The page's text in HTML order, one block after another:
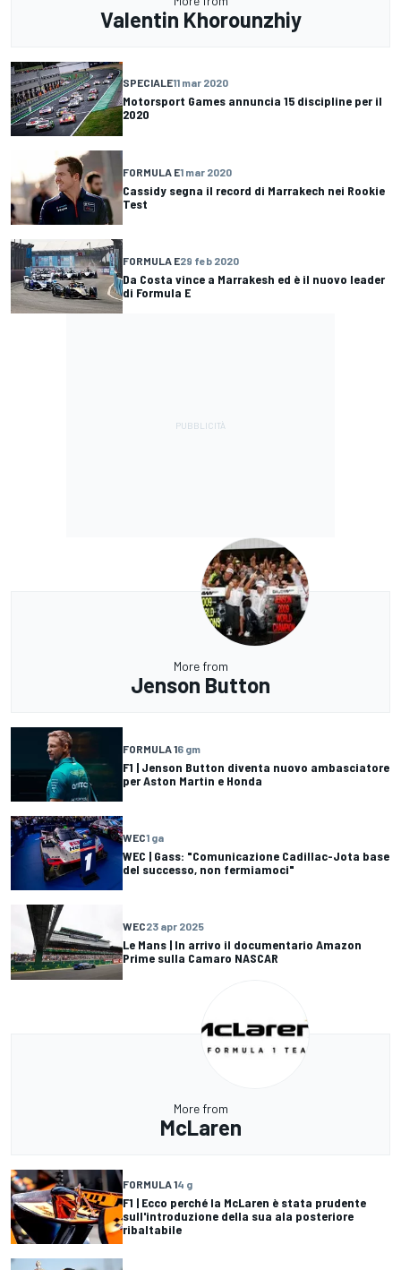
Valentin Khorounzhiy
SPECIALE11 mar 2020
Motorsport Games annuncia 15 discipline per il
2020
FORMULA E1 mar 2020
Cassidy segna il record di Marrakech nei Rookie
Test
FORMULA E29 feb 2020
Da Costa vince a Marrakesh ed è il nuovo leader
di Formula E
More from
Jenson Button
FORMULA 16 gm
F1 | Jenson Button diventa nuovo ambasciatore
per Aston Martin e Honda
WEC1 ga
WEC | Gass: "Comunicazione Cadillac-Jota base
del successo, non fermiamoci"
WEC23 apr 2025
Le Mans | In arrivo il documentario Amazon
Prime sulla Camaro NASCAR
More from
McLaren
FORMULA 14 g
F1 | Ecco perché la McLaren è stata prudente
sull'introduzione della sua ala posteriore
ribaltabile